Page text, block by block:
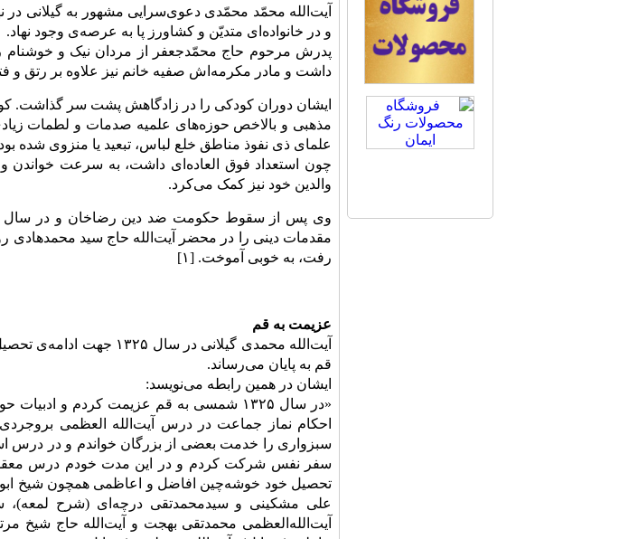
و در خانواده‌اى متدیّن و کشاورز پا به عرصه‌ی وجود نهاد.
پدرش مرحوم حاج محمّدجعفر از مردان نیک و خوشنام
داشت و مادر مکرمه‌اش صفیه خانم نیز علاوه بر رتق و
ایشان دوران کودکى را در زادگاهش پشت سر گذاشت.
مذهبى و بالاخص حوزه‌هاى علمیه صدمات و لطمات
علماى ذى نفوذ مناطق خلع لباس، تبعید یا منزوى شده
چون استعداد فوق العاده‌اى داشت، به سرعت خواندن
والدین خود نیز کمک مى‌کرد.
مقدمات دینى را در محضر آیت‌الله حاج سید
رفت، به خوبى آموخت. [۱]
عزیمت به قم
آیت‌الله محمدى گیلانى
قم به پایان می‌رساند.
ایشان در همین رابطه مى‌نویسد:
«در سال ۱۳۲۵ شمسى به قم عزیمت کردم و
احکام نماز جماعت در درس آیت‌الله العظمى
تحصیل خود خوشه‌چین افاضل و اعاظمی همچون شیخ
علی مشکینی و سیدمحمدتقی درچه‌ای (شرح لمعه)،
آیت‌الله‌العظمی محمدتقی بهجت و آیت‌الله حاج شیخ